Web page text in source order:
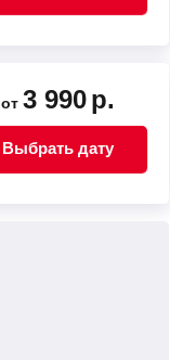
от 3 990р.
Выбрать дату